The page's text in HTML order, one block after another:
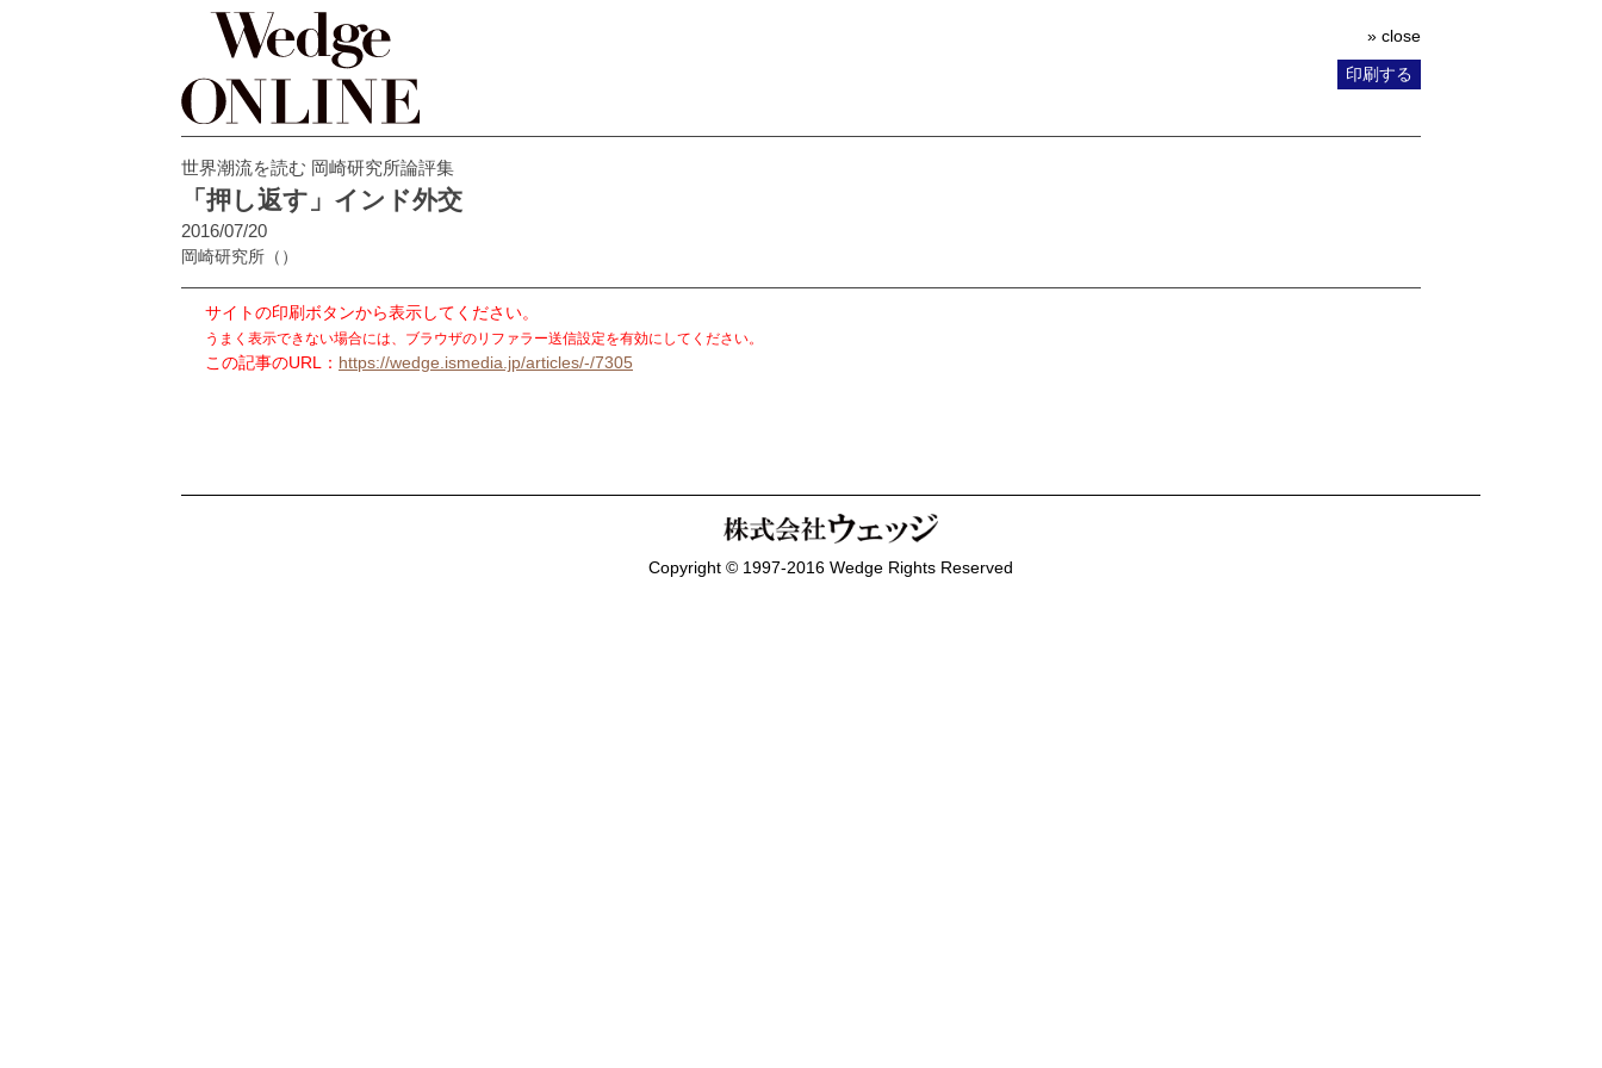
» close
印刷する
世界潮流を読む 岡崎研究所論評集
「押し返す」インド外交
2016/07/20
岡崎研究所 （）
サイトの印刷ボタンから表示してください。
うまく表示できない場合には、ブラウザのリファラー送信設定を有効にしてください。
この記事のURL： https://wedge.ismedia.jp/articles/-/7305
Copyright © 1997-2016 Wedge Rights Reserved